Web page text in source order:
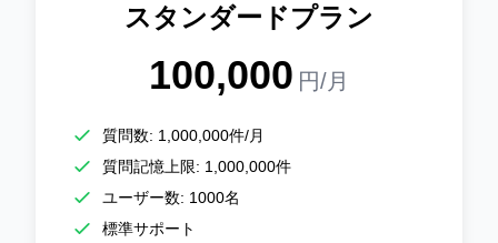
スタンダードプラン
100,000 円/月
質問数: 1,000,000件/月
質問記憶上限: 1,000,000件
ユーザー数: 1000名
標準サポート
はじめまして！私は知恵子です。
す。
下記からご希望の項目をお選びくださ
無料体験を試したい